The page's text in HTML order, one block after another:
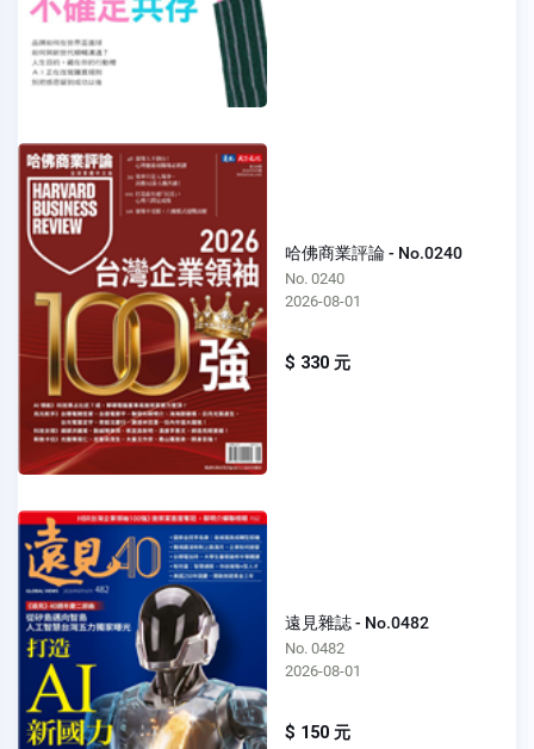
哈佛商業評論 - No.0240
No. 0240
2026-08-01
$ 330 元
遠見雜誌 - No.0482
No. 0482
2026-08-01
$ 150 元